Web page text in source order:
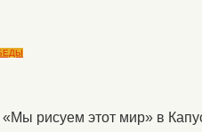
«Мы рисуем этот мир» в